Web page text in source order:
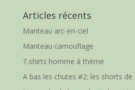
Articles récents
Manteau arc-en-ciel
Manteau camouflage
T.shirts homme à thème
A bas les chutes #2: les shorts de